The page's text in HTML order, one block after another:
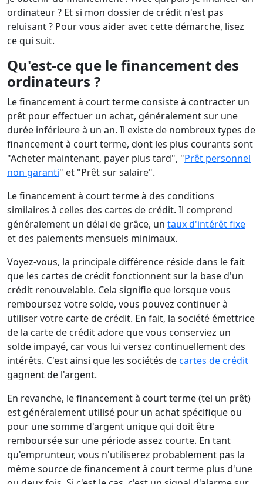
ordinateur ? Et si mon dossier de crédit n'est pas
reluisant ? Pour vous aider avec cette démarche, lisez
ce qui suit.
Qu'est-ce que le financement des
ordinateurs ?
Le financement à court terme consiste à contracter un
prêt pour effectuer un achat, généralement sur une
durée inférieure à un an. Il existe de nombreux types de
financement à court terme, dont les plus courants sont
"Acheter maintenant, payer plus tard", "Prêt personnel
non garanti" et "Prêt sur salaire".
Le financement à court terme à des conditions
similaires à celles des cartes de crédit. Il comprend
généralement un délai de grâce, un taux d'intérêt fixe
et des paiements mensuels minimaux.
Voyez-vous, la principale différence réside dans le fait
que les cartes de crédit fonctionnent sur la base d'un
crédit renouvelable. Cela signifie que lorsque vous
remboursez votre solde, vous pouvez continuer à
utiliser votre carte de crédit. En fait, la société émettrice
de la carte de crédit adore que vous conserviez un
solde impayé, car vous lui versez continuellement des
intérêts. C'est ainsi que les sociétés decartes de crédit
gagnent de l'argent.
En revanche, le financement à court terme (tel un prêt)
est généralement utilisé pour un achat spécifique ou
pour une somme d'argent unique qui doit être
remboursée sur une période assez courte. En tant
qu'emprunteur, vous n'utiliserez probablement pas la
même source de financement à court terme plus d'une